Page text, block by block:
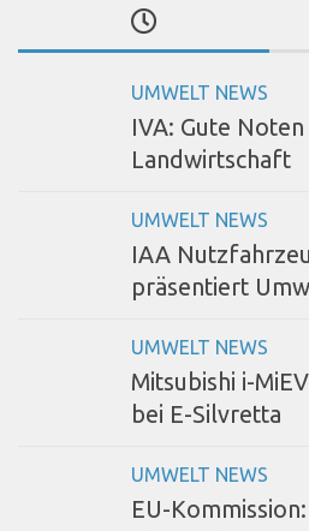
UMWELT NEWS
IVA: Gute
Landwirtschaft
UMWELT NEWS
IAA
präsentiert
UMWELT NEWS
Mitsubishi i-
bei E-Silvretta
UMWELT NEWS
EU-